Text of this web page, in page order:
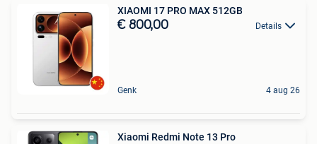
XIAOMI 17 PRO MAX 512GB
€ 800,00 Details
Genk 4 aug 26
Xiaomi Redmi Note 13 Pro